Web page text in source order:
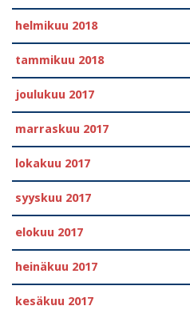
helmikuu 2018
tammikuu 2018
joulukuu 2017
marraskuu 2017
lokakuu 2017
syyskuu 2017
elokuu 2017
heinäkuu 2017
kesäkuu 2017